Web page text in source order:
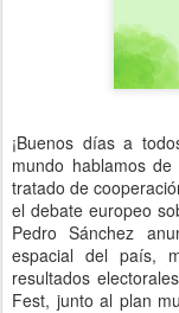
¡Buenos días a
mundo hablamos
tratado de
el debate europeo
Pedro Sánchez
espacial del país,
resultados
Fest, junto al plan